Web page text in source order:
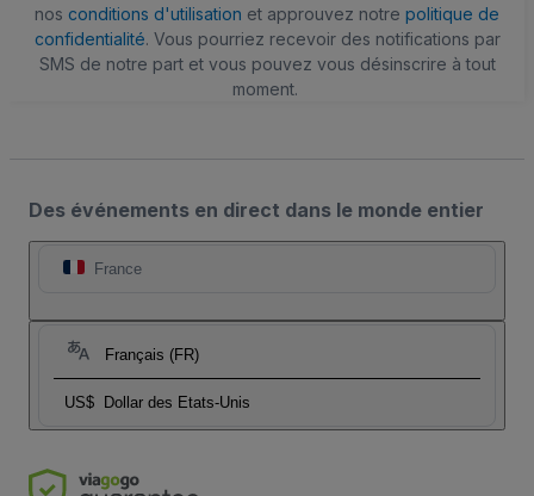
nos conditions d'utilisation et approuvez notre politique de
confidentialité. Vous pourriez recevoir des notifications par
SMS de notre part et vous pouvez vous désinscrire à tout
moment.
Des événements en direct dans le monde entier
France
Français (FR)
US$ Dollar des Etats-Unis